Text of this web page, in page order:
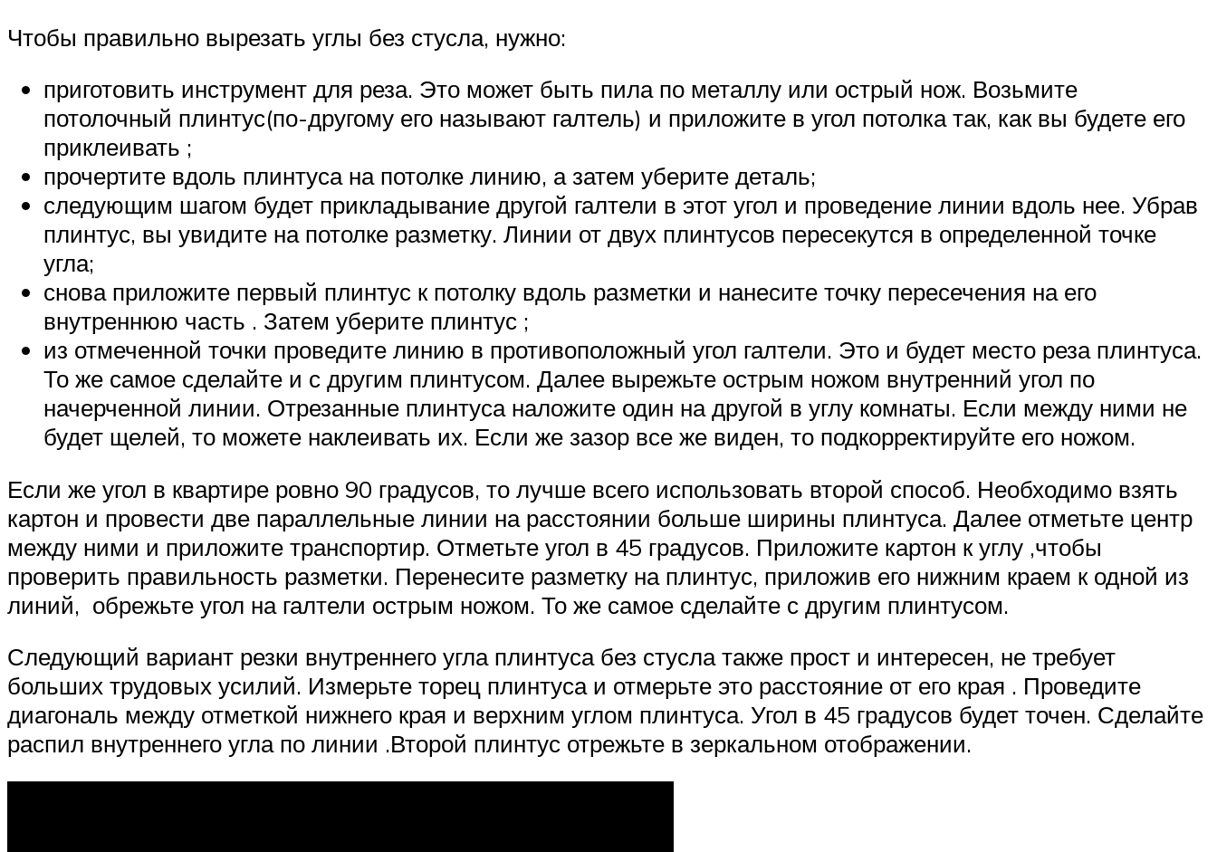
Чтобы правильно вырезать углы без стусла, нужно:
приготовить инструмент для реза. Это может быть пила по металлу или острый нож. Возьмите
потолочный плинтус(по-другому его называют галтель) и приложите в угол потолка так, как вы будете его
приклеивать ;
прочертите вдоль плинтуса на потолке линию, а затем уберите деталь;
следующим шагом будет прикладывание другой галтели в этот угол и проведение линии вдоль нее. Убрав
плинтус, вы увидите на потолке разметку. Линии от двух плинтусов пересекутся в определенной точке
угла;
снова приложите первый плинтус к потолку вдоль разметки и нанесите точку пересечения на его
внутреннюю часть . Затем уберите плинтус ;
из отмеченной точки проведите линию в противоположный угол галтели. Это и будет место реза плинтуса.
То же самое сделайте и с другим плинтусом. Далее вырежьте острым ножом внутренний угол по
начерченной линии. Отрезанные плинтуса наложите один на другой в углу комнаты. Если между ними не
будет щелей, то можете наклеивать их. Если же зазор все же виден, то подкорректируйте его ножом.
Если же угол в квартире ровно 90 градусов, то лучше всего использовать второй способ. Необходимо взять
картон и провести две параллельные линии на расстоянии больше ширины плинтуса. Далее отметьте центр
между ними и приложите транспортир. Отметьте угол в 45 градусов. Приложите картон к углу ,чтобы
проверить правильность разметки. Перенесите разметку на плинтус, приложив его нижним краем к одной из
линий, обрежьте угол на галтели острым ножом. То же самое сделайте с другим плинтусом.
Следующий вариант резки внутреннего угла плинтуса без стусла также прост и интересен, не требует
больших трудовых усилий. Измерьте торец плинтуса и отмерьте это расстояние от его края . Проведите
диагональ между отметкой нижнего края и верхним углом плинтуса. Угол в 45 градусов будет точен. Сделайте
распил внутреннего угла по линии .Второй плинтус отрежьте в зеркальном отображении.